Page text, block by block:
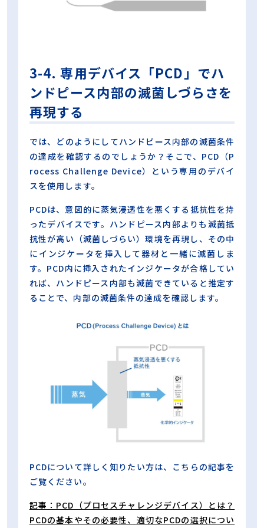
3-4. 専用デバイス「PCD」でハ
ンドピース内部の滅菌しづらさを
再現する
では、どのようにしてハンドピース内部の滅菌条件
の達成を確認するのでしょうか？そこで、PCD（P
rocess Challenge Device）という専用のデバイ
スを使用します。
PCDは、意図的に蒸気浸透性を悪くする抵抗性を持
ったデバイスです。ハンドピース内部よりも滅菌抵
抗性が高い（滅菌しづらい）環境を再現し、その中
にインジケータを挿入して器材と一緒に滅菌しま
す。PCD内に挿入されたインジケータが合格してい
れば、ハンドピース内部も滅菌できていると推定す
ることで、内部の滅菌条件の達成を確認します。
PCDについて詳しく知りたい方は、こちらの記事を
ご覧ください。
記事：PCD（プロセスチャレンジデバイス）とは？
PCDの基本やその必要性、適切なPCDの選択につい